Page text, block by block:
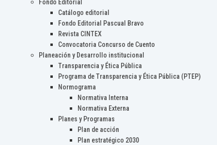
Fondo Editorial
Catálogo editorial
Fondo Editorial Pascual Bravo
Revista CINTEX
Convocatoria Concurso de Cuento
Planeación y Desarrollo institucional
Transparencia y Ética Pública
Programa de Transparencia y Ética Pública (PTEP)
Normograma
Normativa Interna
Normativa Externa
Planes y Programas
Plan de acción
Plan estratégico 2030